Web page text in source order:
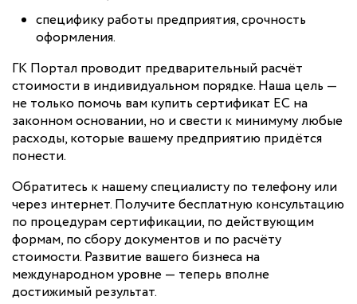
специфику работы предприятия, срочность
оформления.
ГК Портал проводит предварительный расчёт
стоимости в индивидуальном порядке. Наша цель —
не только помочь вам купить сертификат ЕС на
законном основании, но и свести к минимуму любые
расходы, которые вашему предприятию придётся
понести.
Обратитесь к нашему специалисту по телефону или
через интернет. Получите бесплатную консультацию
по процедурам сертификации, по действующим
формам, по сбору документов и по расчёту
стоимости. Развитие вашего бизнеса на
международном уровне — теперь вполне
достижимый результат.